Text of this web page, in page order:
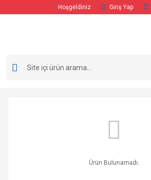
Hoşgeldiniz Giriş Yap
Ürün Bulunamadı.